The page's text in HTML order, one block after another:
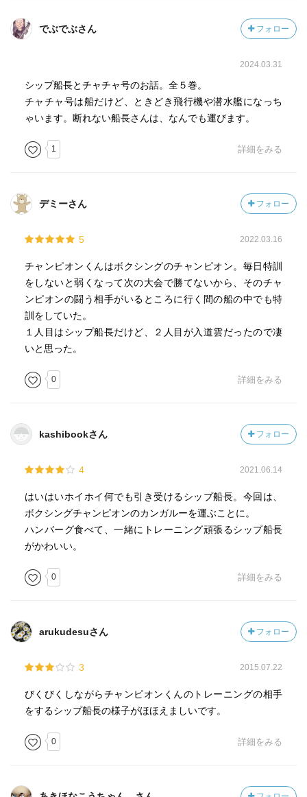
でぶでぶさん フォロー
2024.03.31
シップ船長とチャチャ号のお話。全５巻。
チャチャ号は船だけど、ときどき飛行機や潜水艦になっち
ゃいます。断れない船長さんは、なんでも運びます。
1 詳細をみる
デミーさん フォロー
5 2022.03.16
チャンピオンくんはボクシングのチャンピオン。毎日特訓
をしないと弱くなって次の大会で勝てないから、そのチャ
ンピオンの闘う相手がいるところに行く間の船の中でも特
訓をしていた。
１人目はシップ船長だけど、２人目が入道雲だったので凄
いと思った。
0 詳細をみる
kashibookさん フォロー
4 2021.06.14
はいはいホイホイ何でも引き受けるシップ船長。今回は、
ボクシングチャンピオンのカンガルーを運ぶことに。
ハンバーグ食べて、一緒にトレーニング頑張るシップ船長
がかわいい。
0 詳細をみる
arukudesuさん フォロー
3 2015.07.22
びくびくしながらチャンピオンくんのトレーニングの相手
をするシップ船長の様子がほほえましいです。
0 詳細をみる